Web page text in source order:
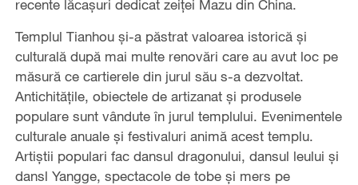
recente lăcașuri dedicat zeiței Mazu din China.
Templul Tianhou și-a păstrat valoarea istorică și
culturală după mai multe renovări care au avut loc pe
măsură ce cartierele din jurul său s-a dezvoltat.
Antichitățile, obiectele de artizanat și produsele
populare sunt vândute în jurul templului. Evenimentele
culturale anuale și festivaluri animă acest templu.
Artiștii populari fac dansul dragonului, dansul leului și
dansl Yangge, spectacole de tobe și mers pe